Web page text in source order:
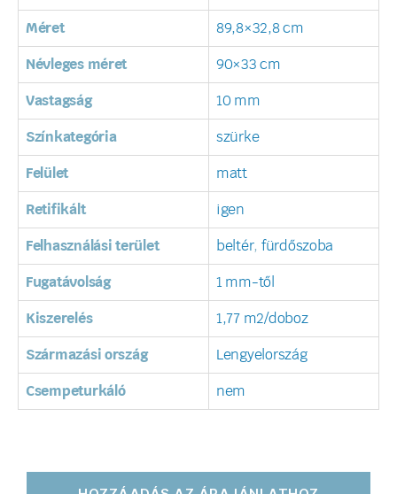
Méret 89,8×32,8 cm
Névleges méret 90×33 cm
Vastagság 10 mm
Színkategória szürke
Felület matt
Retifikált igen
Felhasználási terület beltér, fürdőszoba
Fugatávolság 1 mm-től
Kiszerelés 1,77 m2/doboz
Származási ország Lengyelország
Csempeturkáló nem